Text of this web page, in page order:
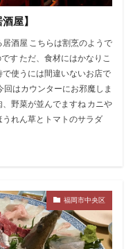
屋】
酒屋 こちらは割烹のようで
す ただ、食材にはかなりこ
使うには間違いないお店で
はカウンターにお邪魔しま
野菜が並んでますね カニや
れん草とトマトのサラダ
福岡市中央区